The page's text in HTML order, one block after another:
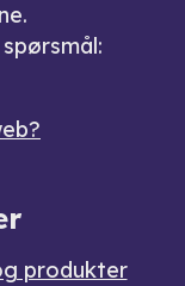
produkter